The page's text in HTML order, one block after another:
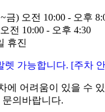
금) 오전 10:00 - 오후
오전 10:00 - 오후 4:30
휴진
렛 가능합니다. [주차
에 어려움이 있을 수
의바랍니다.